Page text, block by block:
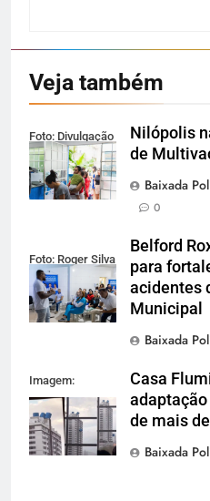
Veja também
Foto: Divulgação
Nilópolis
de
Baixada
0
Foto: Roger Silva
Belford
para
acidentes
Municipal
Baixada
Imagem:
Reprodução
Casa
de mais
Baixada